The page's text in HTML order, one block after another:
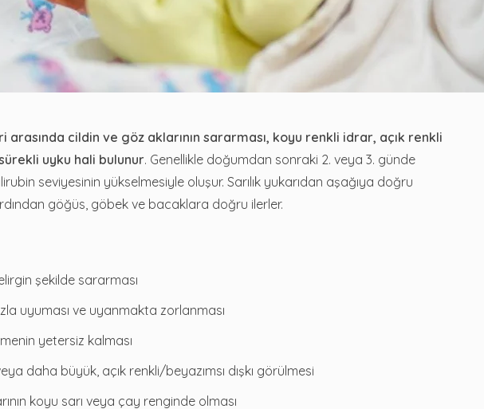
arasında cildin ve göz aklarının sararması, koyu renkli idrar, açık renkli
uyku hali bulunur. Genellikle doğumdan sonraki 2. veya 3. günde
seviyesinin yükselmesiyle oluşur. Sarılık yukarıdan aşağıya doğru
göğüs, göbek ve bacaklara doğru ilerler.
şekilde sararması
uyuması ve uyanmakta zorlanması
yetersiz kalması
daha büyük, açık renkli/beyazımsı dışkı görülmesi
koyu sarı veya çay renginde olması